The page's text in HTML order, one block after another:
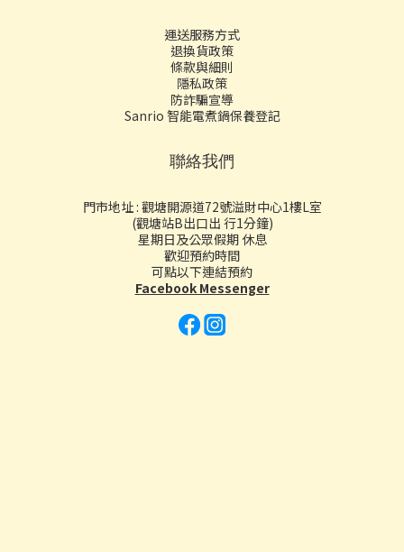
運送服務方式
退換貨政策
條款與細則
隱私政策
防詐騙宣導
Sanrio 智能電煮鍋保養登記
聯絡我們
門市地址 : 觀塘開源道72號溢財中心1樓L室
(觀塘站B出口出 行1分鐘)
星期日及公眾假期 休息
歡迎預約時間
可點以下連結預約
Facebook Messenger